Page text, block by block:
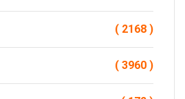
( 2168 )
( 3960 )